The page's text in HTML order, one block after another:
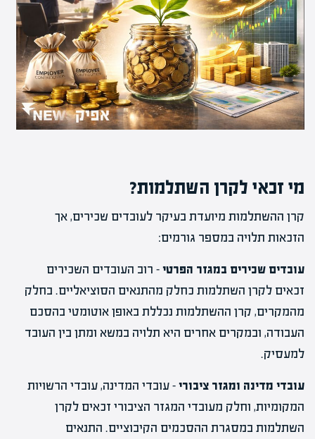
מי זכאי לקרן השתלמות?
קרן ההשתלמות מיועדת בעיקר לעובדים שכירים, אך
הזכאות תלויה במספר גורמים:
עובדים שכירים במגזר הפרטי– רוב העובדים השכירים
זכאים לקרן השתלמות כחלק מהתנאים הסוציאליים. בחלק
מהמקרים, קרן ההשתלמות נכללת באופן אוטומטי בהסכם
העבודה, ובמקרים אחרים היא תלויה במשא ומתן בין העובד
למעסיק.
עובדי מדינה ומגזר ציבורי– עובדי המדינה, עובדי הרשויות
המקומיות, וחלק מעובדי המגזר הציבורי זכאים לקרן
השתלמות במסגרת ההסכמים הקיבוציים. התנאים